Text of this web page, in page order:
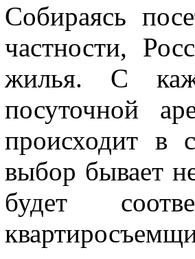
Собираясь
частности,
жилья. С
посуточной
происходит в
выбор бывает
будет